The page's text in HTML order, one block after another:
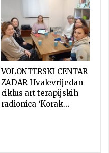
VOLONTERSKI CENTAR
ZADAR Hvalevrijedan
ciklus art terapijskih
radionica ‘Korak…